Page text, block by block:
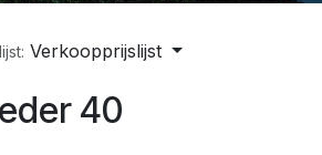
Verkoopprijslijst
40